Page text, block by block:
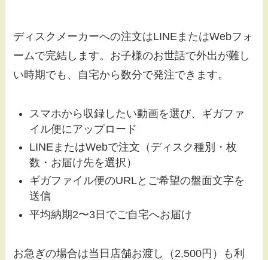
ディスクメーカーへの注文はLINEまたはWebフォ
ームで完結します。お子様のお世話で外出が難し
い時期でも、自宅から数分で発注できます。
スマホから収録したい動画を選び、ギガファ
イル便にアップロード
LINEまたはWebで注文（ディスク種別・枚
数・お届け先を選択）
ギガファイル便のURLとご希望の盤面文字を
送信
平均納期2〜3日でご自宅へお届け
お急ぎの場合は当日店舗お渡し（2,500円）も利